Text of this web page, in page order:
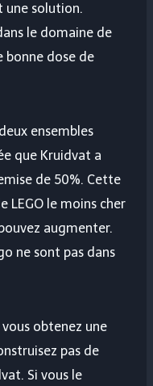
une solution.
le domaine de
bonne dose de
ensembles
que Kruidvat a
de 50%. Cette
LEGO le moins cher
augmenter.
ne sont pas dans
obtenez une
pas de
Si vous le